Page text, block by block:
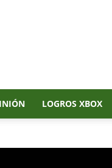
LOGROS XBOX